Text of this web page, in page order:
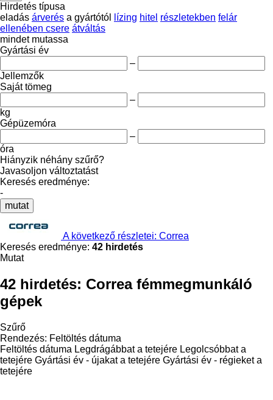
Hirdetés típusa
eladás árverés a gyártótól lízing hitel részletekben felár
ellenében csere átváltás
mindet mutassa
Gyártási év
–
Jellemzők
Saját tömeg
–
kg
Gépüzemóra
–
óra
Hiányzik néhány szűrő?
Javasoljon változtatást
Keresés eredménye:
-
mutat
A következő részletei: Correa
Keresés eredménye: 42 hirdetés
Mutat
42 hirdetés: Correa fémmegmunkáló
gépek
Szűrő
Rendezés: Feltöltés dátuma
Feltöltés dátuma Legdrágábbat a tetejére Legolcsóbbat a
tetejére Gyártási év - újakat a tetejére Gyártási év - régieket a
tetejére